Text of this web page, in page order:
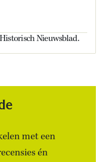
Nieuwsblad.
met een
én